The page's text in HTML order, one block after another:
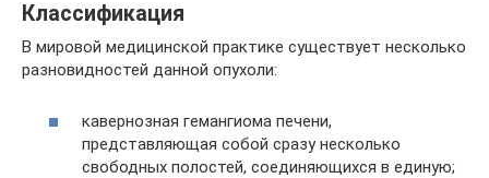
Классификация
В мировой медицинской практике существует несколько
разновидностей данной опухоли:
кавернозная гемангиома печени,
представляющая собой сразу несколько
свободных полостей, соединяющихся в единую;